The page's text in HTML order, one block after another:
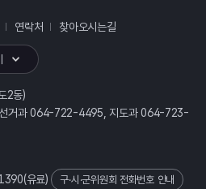
연락처 찾아오시는길
2동)
거과 064-722-4495, 지도과 064-723-
1390(유료) 구·시·군위원회 전화번호 안내